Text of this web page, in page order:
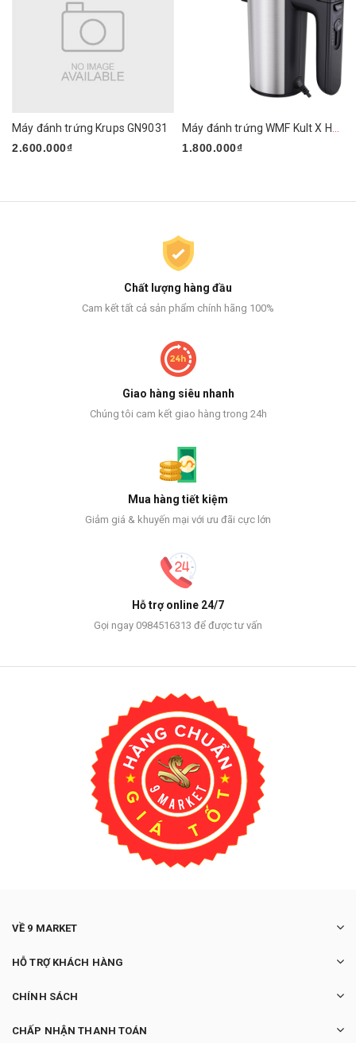
Máy đánh trứng Krups GN9031
2.600.000₫
1.800.000₫
Chất lượng hàng đầu
Cam kết tất cả sản phẩm chính hãng 100%
Giao hàng siêu nhanh
Chúng tôi cam kết giao hàng trong 24h
Mua hàng tiết kiệm
Giảm giá & khuyến mại với ưu đãi cực lớn
Hỗ trợ online 24/7
Gọi ngay 0984516313 để được tư vấn
VỀ 9 MARKET
HỖ TRỢ KHÁCH HÀNG
CHÍNH SÁCH
CHẤP NHẬN THANH TOÁN